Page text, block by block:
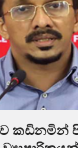
කඩිනමින්